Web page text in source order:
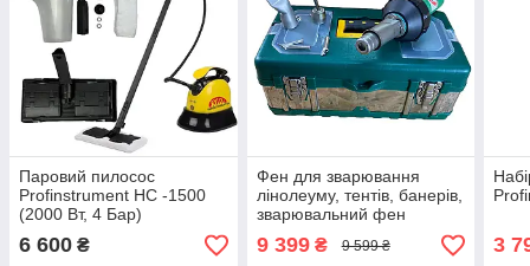
Паровий пилосос
Profinstrument НC -1500
(2000 Вт, 4 Бар)
6 600 ₴
Фен для зварювання
лінолеуму, тентів, банерів,
зварювальний фен
9 399₴ 9 599 ₴ 3